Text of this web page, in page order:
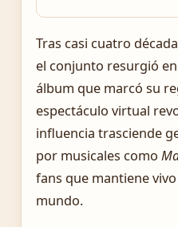
Tras casi cuatro
el conjunto resurgió
álbum que marcó su
espectáculo virtual
influencia trasciende
por musicales como
fans que mantiene
mundo.